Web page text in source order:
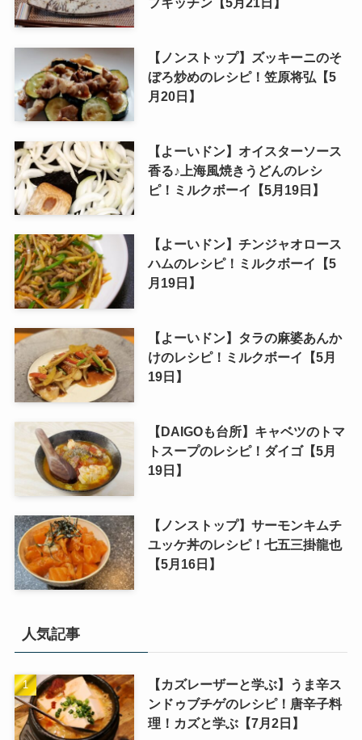
【ノンストップ】ズッキーニのそ
ぼろ炒めのレシピ！笠原将弘【5
月20日】
【よーいドン】オイスターソース
香る♪上海風焼きうどんのレシ
ピ！ミルクボーイ【5月19日】
【よーいドン】チンジャオロース
ハムのレシピ！ミルクボーイ【5
月19日】
【よーいドン】タラの麻婆あんか
けのレシピ！ミルクボーイ【5月
19日】
【DAIGOも台所】キャベツのトマ
トスープのレシピ！ダイゴ【5月
19日】
【ノンストップ】サーモンキムチ
ユッケ丼のレシピ！七五三掛龍也
【5月16日】
人気記事
【カズレーザーと学ぶ】うま辛ス
ンドゥブチゲのレシピ！唐辛子料
理！カズと学ぶ【7月2日】